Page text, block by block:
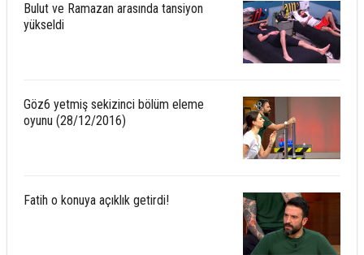
Bulut ve Ramazan arasında tansiyon
yükseldi
Göz6 yetmiş sekizinci bölüm eleme
oyunu (28/12/2016)
Fatih o konuya açıklık getirdi!